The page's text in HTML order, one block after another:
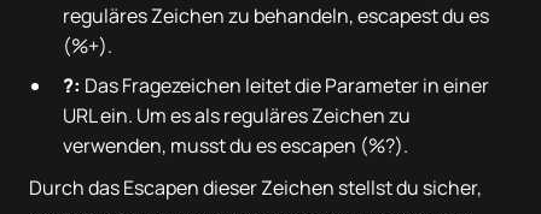
reguläres Zeichen zu behandeln, escapest du es
(%+).
?: Das Fragezeichen leitet die Parameter in einer
URL ein. Um es als reguläres Zeichen zu
verwenden, musst du es escapen (%?).
Durch das Escapen dieser Zeichen stellst du sicher,